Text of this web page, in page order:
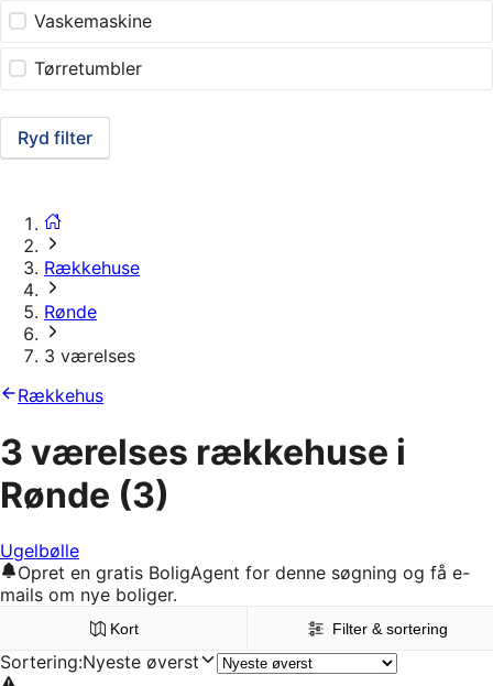
Vaskemaskine
Tørretumbler
Ryd filter
Rækkehuse
Rønde
3 værelses
Rækkehus
3 værelses rækkehuse i
Rønde (3)
Ugelbølle
Opret en gratis BoligAgent for denne søgning og få e-
mails om nye boliger.
Kort Filter & sortering
Sortering:Nyeste øverst